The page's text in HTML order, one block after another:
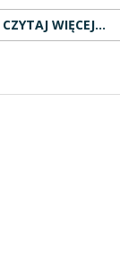
CZYTAJ WIĘCEJ...